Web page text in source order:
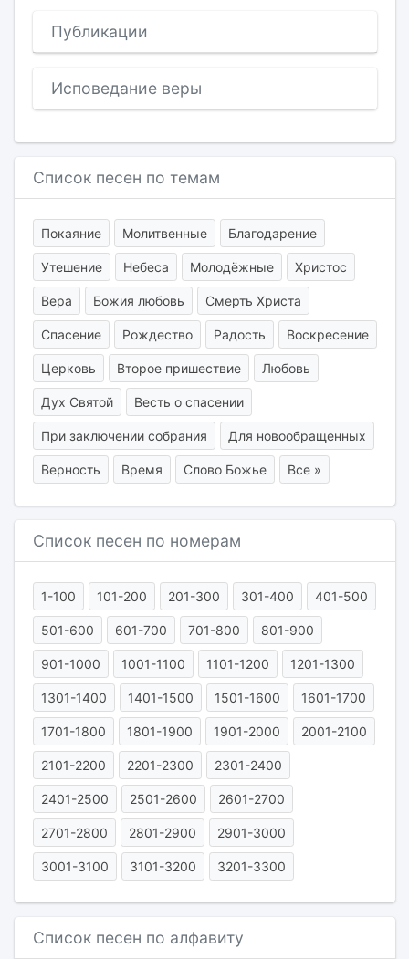
Публикации
Исповедание веры
Список песен по темам
Покаяние Молитвенные Благодарение
Утешение Небеса Молодёжные Христос
Вера Божия любовь Смерть Христа
Спасение Рождество Радость Воскресение
Церковь Второе пришествие Любовь
Дух Святой Весть о спасении
При заключении собрания Для новообращенных
Верность Время Слово Божье Все »
Список песен по номерам
1-100 101-200 201-300 301-400 401-500
501-600 601-700 701-800 801-900
901-1000 1001-1100 1101-1200 1201-1300
1301-1400 1401-1500 1501-1600 1601-1700
1701-1800 1801-1900 1901-2000 2001-2100
2101-2200 2201-2300 2301-2400
2401-2500 2501-2600 2601-2700
2701-2800 2801-2900 2901-3000
3001-3100 3101-3200 3201-3300
Список песен по алфавиту